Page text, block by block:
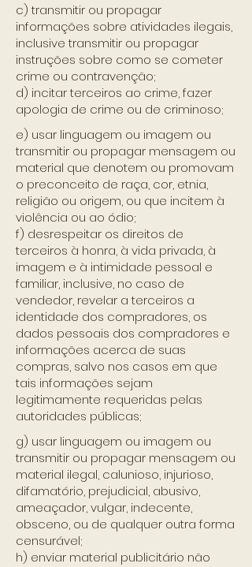
c) transmitir ou propagar
informações sobre atividades ilegais,
inclusive transmitir ou propagar
instruções sobre como se cometer
crime ou contravenção;
d) incitar terceiros ao crime, fazer
apologia de crime ou de criminoso;
e) usar linguagem ou imagem ou
transmitir ou propagar mensagem ou
material que denotem ou promovam
o preconceito de raça, cor, etnia,
religião ou origem, ou que incitem à
violência ou ao ódio;
f) desrespeitar os direitos de
terceiros à honra, à vida privada, à
imagem e à intimidade pessoal e
familiar, inclusive, no caso de
vendedor, revelar a terceiros a
identidade dos compradores, os
dados pessoais dos compradores e
informações acerca de suas
compras, salvo nos casos em que
tais informações sejam
legitimamente requeridas pelas
autoridades públicas;
g) usar linguagem ou imagem ou
transmitir ou propagar mensagem ou
material ilegal, calunioso, injurioso,
difamatório, prejudicial, abusivo,
ameaçador, vulgar, indecente,
obsceno, ou de qualquer outra forma
censurável;
h) enviar material publicitário não